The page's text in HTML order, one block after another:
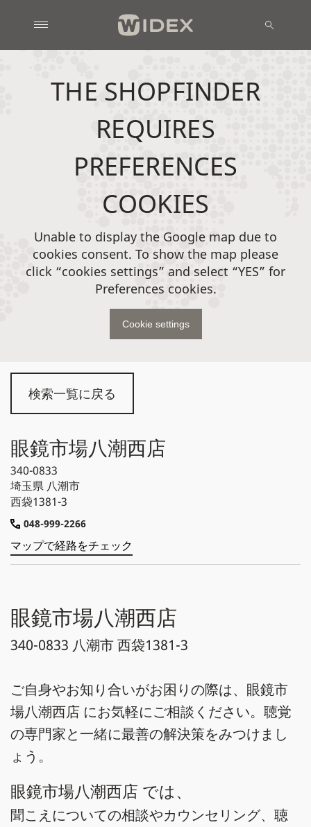
検索一覧に戻る
眼鏡市場八潮西店
340-0833
埼玉県 八潮市
西袋1381-3
048-999-2266
マップで経路をチェック
眼鏡市場八潮西店
340-0833 八潮市 西袋1381-3
ご自身やお知り合いがお困りの際は、眼鏡市
場八潮西店 にお気軽にご相談ください。聴覚
の専門家と一緒に最善の解決策をみつけまし
ょう。
眼鏡市場八潮西店 では、
聞こえについての相談やカウンセリング、聴
THE SHOPFINDER
REQUIRES
PREFERENCES
COOKIES
Unable to display the Google map due to
cookies consent. To show the map please
click “cookies settings” and select “YES” for
Preferences cookies.
Cookie settings